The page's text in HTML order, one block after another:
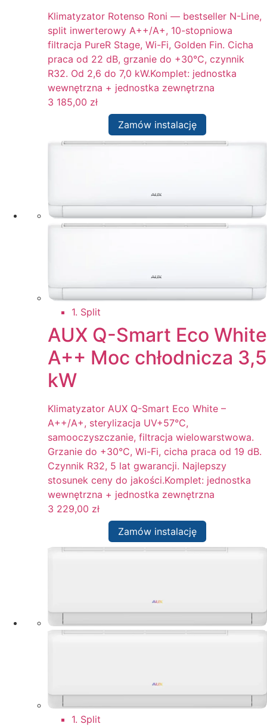
Klimatyzator Rotenso Roni — bestseller N-Line,
split inwerterowy A++/A+, 10-stopniowa
filtracja PureR Stage, Wi-Fi, Golden Fin. Cicha
praca od 22 dB, grzanie do +30°C, czynnik
R32. Od 2,6 do 7,0 kW.Komplet: jednostka
wewnętrzna + jednostka zewnętrzna
3 185,00 zł
Zamów instalację
1. Split
AUX Q-Smart Eco White
A++ Moc chłodnicza 3,5
kW
Klimatyzator AUX Q-Smart Eco White –
A++/A+, sterylizacja UV+57°C,
samooczyszczanie, filtracja wielowarstwowa.
Grzanie do +30°C, Wi-Fi, cicha praca od 19 dB.
Czynnik R32, 5 lat gwarancji. Najlepszy
stosunek ceny do jakości.Komplet: jednostka
wewnętrzna + jednostka zewnętrzna
3 229,00 zł
Zamów instalację
1. Split